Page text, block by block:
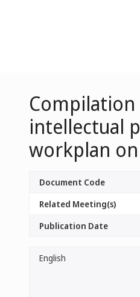
intellectual
workplan
Document Code
Related Meeting(s)
Publication Date
English